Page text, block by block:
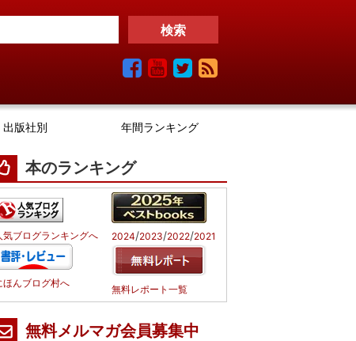
出版社別 年間ランキング
本のランキング
気ブログランキングへ
ほんブログ村へ
2024/2023/2022/2021
無料レポート一覧
無料メルマガ会員募集中